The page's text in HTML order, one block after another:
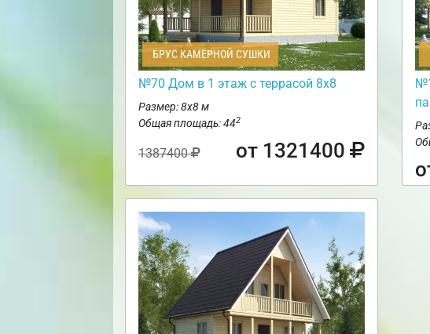
БРУС КАМЕРНОЙ СУШКИ
№70 Дом в 1 этаж с террасой 8х8
Размер: 8х8 м
Общая площадь: 442
1387400 от 1321400